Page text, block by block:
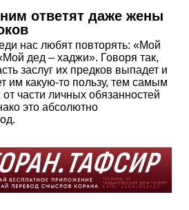
ответят даже жены
нас любят повторять: «Мой
дед – хаджи». Говоря так,
заслуг их предков выпадет и
им какую-то пользу, тем самым
части личных обязанностей
это абсолютно